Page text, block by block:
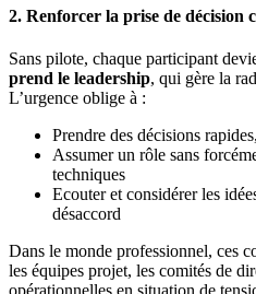
2. Renforcer la prise de décision
Sans pilote, chaque participant
prend le leadership, qui gère la
L’urgence oblige à :
Prendre des décisions
Assumer un rôle sans
techniques
Ecouter et considérer les
désaccord
Dans le monde professionnel, ces
les équipes projet, les comités de